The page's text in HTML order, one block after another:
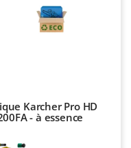
Karcher Pro HD
- à essence